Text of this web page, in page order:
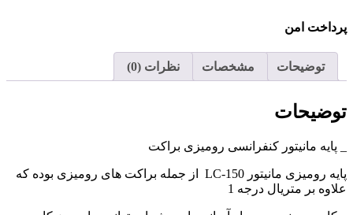
پرداخت امن
توضیحات مشخصات نظرات (0)
توضیحات
_ پایه مانیتور کنفرانسی رومیزی براکت
پایه رومیزی مانیتور LC-150 از جمله براکت های رومیزی بوده که
علاوه بر متریال درجه 1